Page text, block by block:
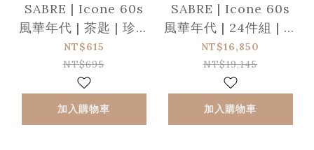
SABRE | Icone 60s
風華年代 | 茶匙 | 珍珠
白
NT$615
NT$695
加入購物車
SABRE | Icone 60s
風華年代 | 24件組 | 雪
白
NT$16,850
NT$19,145
加入購物車